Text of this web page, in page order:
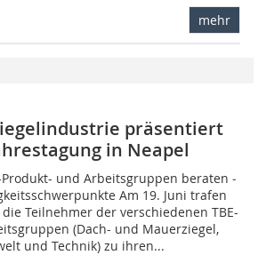
mehr
präsentiert
in Neapel
Produkt- und Arbeitsgruppen beraten
Am 19. Juni trafen
Teilnehmer der verschiedenen TBE-
(Dach- und Mauerziegel,
und Technik) zu ihren...